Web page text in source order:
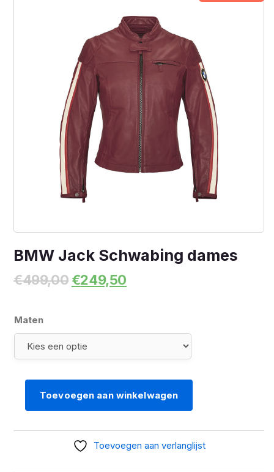
BMW Jack Schwabing dames
€499,00 Oorspronkelijke
prijs
€249,50
prijs
Maten
Toevoegen aan winkelwagen
Toevoegen aan verlanglijst